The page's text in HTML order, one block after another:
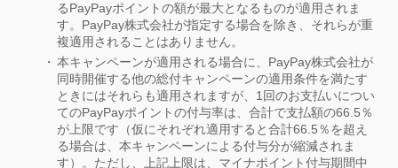
るPayPayポイントの額が最大となるものが適用されま
す。PayPay株式会社が指定する場合を除き、それらが重
複適用されることはありません。
本キャンペーンが適用される場合に、PayPay株式会社が
同時開催する他の総付キャンペーンの適用条件を満たす
ときにはそれらも適用されますが、1回のお支払いについ
てのPayPayポイントの付与率は、合計で支払額の66.5％
が上限です（仮にそれぞれ適用すると合計66.5％を超え
る場合は、本キャンペーンによる付与分が縮減されま
す）。ただし、上記上限は、マイナポイント付与期間中